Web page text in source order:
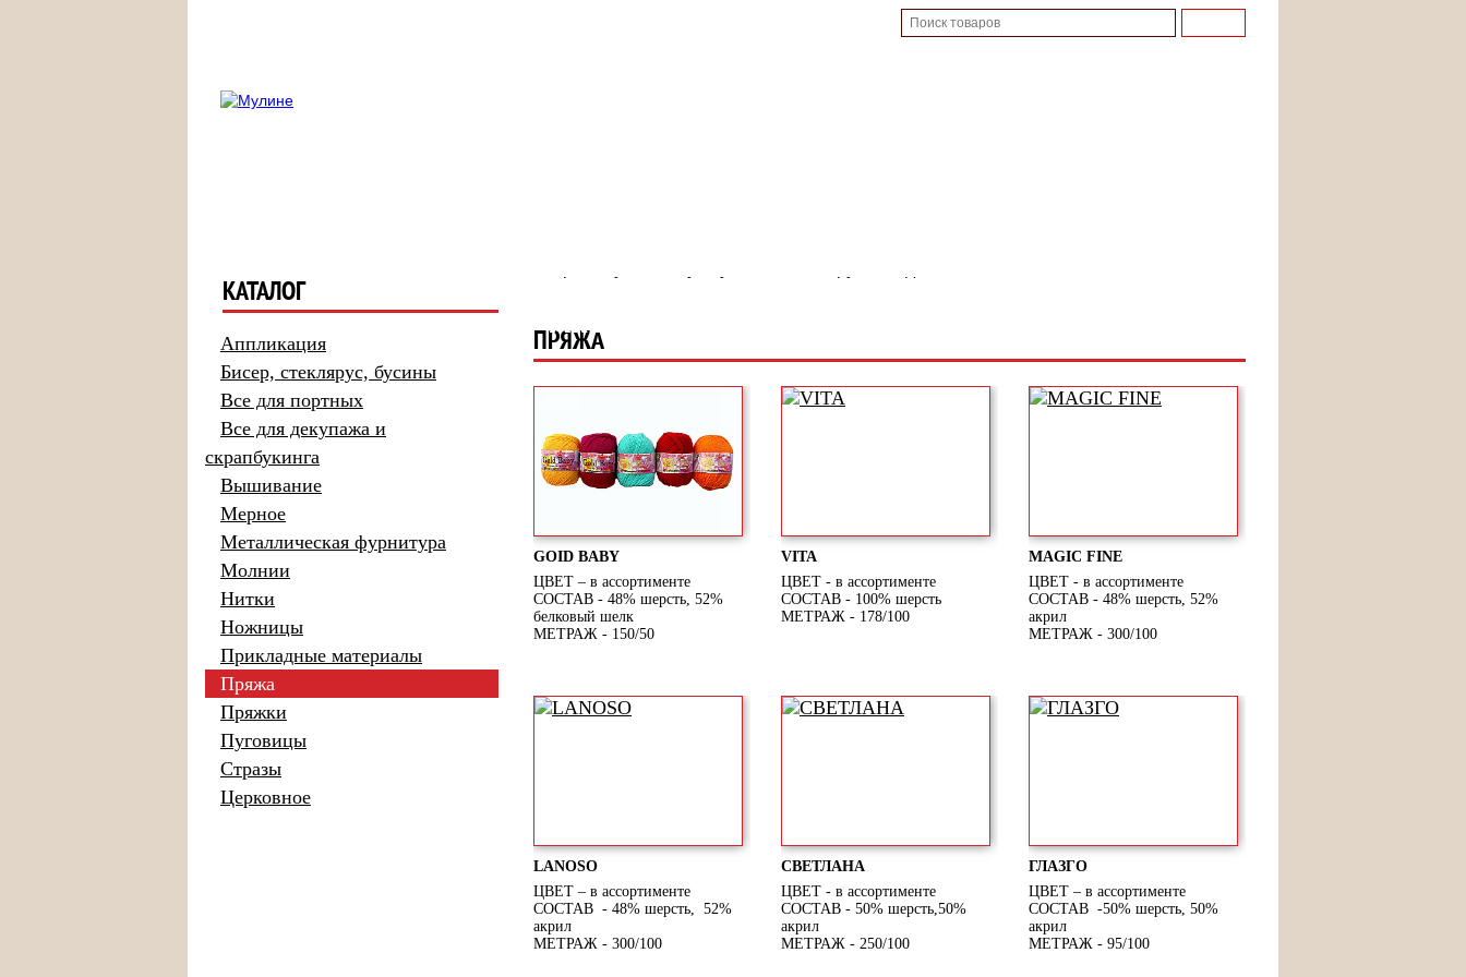
Акция во всех магазинах Мулине
ПРЯЖА
GOID BABY
ЦВЕТ – в ассортименте
СОСТАВ - 48% шерсть, 52%
белковый шелк
МЕТРАЖ - 150/50
VITA
ЦВЕТ - в ассортименте
СОСТАВ - 100% шерсть
МЕТРАЖ - 178/100
MAGIC FINE
ЦВЕТ - в ассортименте
СОСТАВ - 48% шерсть, 52%
акрил
МЕТРАЖ - 300/100
LANOSO
ЦВЕТ – в ассортименте
СОСТАВ - 48% шерсть, 52%
акрил
МЕТРАЖ - 300/100
СВЕТЛАНА
ЦВЕТ - в ассортименте
СОСТАВ - 50% шерсть,50%
акрил
МЕТРАЖ - 250/100
ГЛАЗГО
ЦВЕТ – в ассортименте
СОСТАВ -50% шерсть, 50%
акрил
МЕТРАЖ - 95/100
КАТАЛОГ
Аппликация
Бисер, стеклярус, бусины
Все для портных
Все для декупажа и
скрапбукинга
Вышивание
Мерное
Металлическая фурнитура
Молнии
Нитки
Ножницы
Прикладные материалы
Пряжа
Пряжки
Пуговицы
Стразы
Церковное